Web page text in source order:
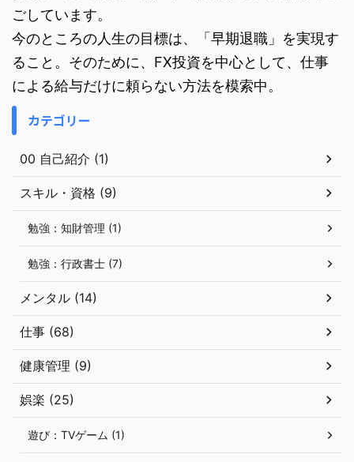
ごしています。
今のところの人生の目標は、「早期退職」を実現す
ること。そのために、FX投資を中心として、仕事
による給与だけに頼らない方法を模索中。
カテゴリー
00 自己紹介 (1)
スキル・資格 (9)
勉強：知財管理 (1)
勉強：行政書士 (7)
メンタル (14)
仕事 (68)
健康管理 (9)
娯楽 (25)
遊び：TVゲーム (1)